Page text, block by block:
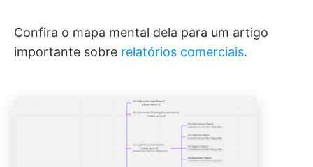
Confira o mapa mental dela para um artigo
importante sobre relatórios comerciais.